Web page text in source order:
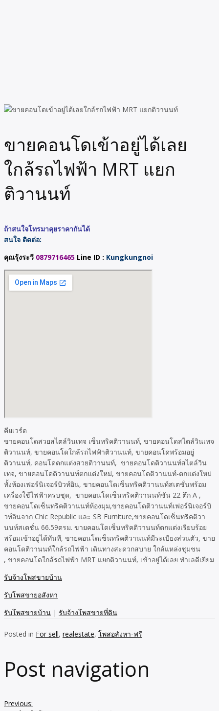
ขายคอนโดเข้าอยู่ได้เลย
ใกล้รถไฟฟ้า MRT แยก
ติวานนท์
ถ้าสนใจโทรมาคุยราคากันได้
สนใจ ติดต่อ:
คุณรุ้งระวี 0879716465 Line ID : Kungkungnoi
คียเวร์ด
ขายคอนโดสวยสไตล์วินเทจ เซ็นทริคติวานนท์, ขายคอนโดสไตล์วินเทจ
ติวานนท์, ขายคอนโดใกล้รถไฟฟ้าติวานนท์, ขายคอนโดพร้อมอยู่
ติวานนท์, คอนโดตกแต่งสวยติวานนท์, ขายคอนโดติวานนท์สไตล์วิน
เทจ, ขายคอนโดติวานนท์ตกแต่งใหม่, ขายคอนโดติวานนท์-ตกแต่งใหม่
ทั้งห้องเฟอร์นิเจอร์บิวท์อิน, ขายคอนโดเซ็นทริคติวานนท์สเตชั่นพร้อม
เครื่องใช้ไฟฟ้าครบชุด, ขายคอนโดเซ็นทริคติวานนท์ชัน 22 ตึก A ,
ขายคอนโดเซ็นทริคติวานนท์ห้องมุม,ขายคอนโดติวานนท์เฟอร์นิเจอร์บิ
วท์อินจาก Chic Republic และ SB Furniture,ขายคอนโดเซ็นทริคติวา
นนท์สเตชั่น 66.59ตรม. ขายคอนโดเซ็นทริคติวานนท์ตกแต่งเรียบร้อย
พร้อมเข้าอยู่ได้ทันที, ขายคอนโดเซ็นทริคติวานนท์มีระเบียงส่วนตัว, ขาย
คอนโดติวานนท์ใกล้รถไฟฟ้า เดินทางสะดวกสบาย ใกล้แหล่งชุมชน
, ขายคอนโดใกล้รถไฟฟ้า MRT แยกติวานนท์, เข้าอยู่ได้เลย ทําเลดีเยียม
รับจ้างโพสขายบ้าน
รับโพสขายอสังหา
รับโพสขายบ้าน | รับจ้างโพสขายที่ดิน
Posted in For sell, realestate, โพสอสังหา-ฟรี
Post navigation
Previous: